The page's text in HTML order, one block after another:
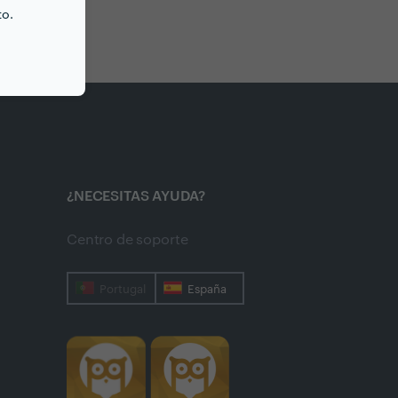
¿NECESITAS AYUDA?
Centro de soporte
Portugal España